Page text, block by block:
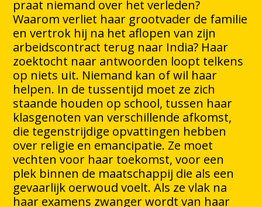
praat niemand over het verleden?
Waarom verliet haar grootvader de familie
en vertrok hij na het aflopen van zijn
arbeidscontract terug naar India? Haar
zoektocht naar antwoorden loopt telkens
op niets uit. Niemand kan of wil haar
helpen. In de tussentijd moet ze zich
staande houden op school, tussen haar
klasgenoten van verschillende afkomst,
die tegenstrijdige opvattingen hebben
over religie en emancipatie. Ze moet
vechten voor haar toekomst, voor een
plek binnen de maatschappij die als een
gevaarlijk oerwoud voelt. Als ze vlak na
haar examens zwanger wordt van haar